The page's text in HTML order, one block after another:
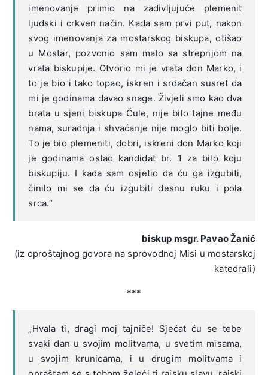
imenovanje primio na zadivljujuće plemenit
ljudski i crkven način. Kada sam prvi put, nakon
svog imenovanja za mostarskog biskupa, otišao
u Mostar, pozvonio sam malo sa strepnjom na
vrata biskupije. Otvorio mi je vrata don Marko, i
to je bio i tako topao, iskren i srdačan susret da
mi je godinama davao snage. Živjeli smo kao dva
brata u sjeni biskupa Čule, nije bilo tajne među
nama, suradnja i shvaćanje nije moglo biti bolje.
To je bio plemeniti, dobri, iskreni don Marko koji
je godinama ostao kandidat br. 1 za bilo koju
biskupiju. I kada sam osjetio da ću ga izgubiti,
činilo mi se da ću izgubiti desnu ruku i pola
srca.“
biskup msgr. Pavao Žanić
(iz oproštajnog govora na sprovodnoj Misi u mostarskoj
katedrali)
***
„Hvala ti, dragi moj tajniče! Sjećat ću se tebe
svaki dan u svojim molitvama, u svetim misama,
u svojim krunicama, i u drugim molitvama i